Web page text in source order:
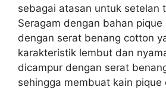
sebagai atasan untuk setelan
Seragam dengan bahan
dengan serat benang cotton
karakteristik lembut dan
dicampur dengan serat
sehingga membuat kain pique